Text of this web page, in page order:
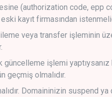
(authorization code, epp
kayıt firmasından
veya transfer işleminin
güncelleme işlemi yaptıysanız
geçmiş olmalıdır.
Domaininizin suspend ya